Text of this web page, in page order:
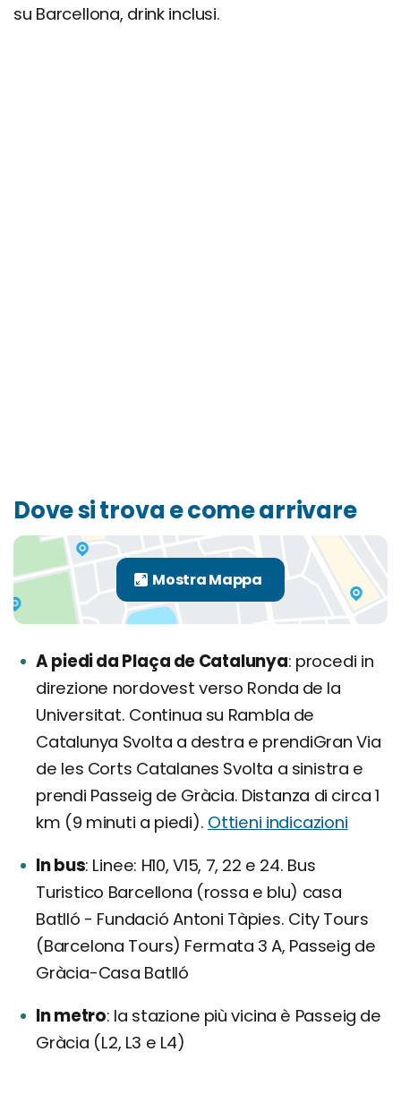
su Barcellona, drink inclusi.
Dove si trova e come arrivare
A piedi da Plaça de Catalunya procedi in
direzione nordovest verso Ronda de la
Universitat. Continua su Rambla de
Catalunya Svolta a destra e prendiGran Via
de les Corts Catalanes Svolta a sinistra e
prendi Passeig de Gràcia. Distanza di circa 1
km (9 minuti a piedi). Ottieni indicazioni
In bus Linee: H10, V15, 7, 22 e 24. Bus
Turistico Barcellona (rossa e blu) casa
Batlló - Fundació Antoni Tàpies. City Tours
(Barcelona Tours) Fermata 3 A, Passeig de
Gràcia-Casa Batlló
In metro la stazione più vicina è Passeig de
Gràcia (L2, L3 e L4)